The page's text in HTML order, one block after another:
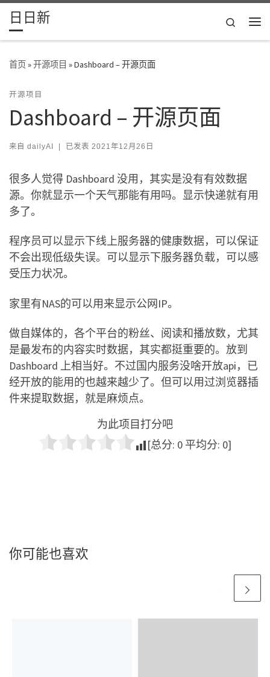
Skip to content
日日新
Search
首页»开源项目 »Dashboard – 开源页面
开源项目
Dashboard – 开源页面
来自 dailyAI | 已发表 2021年12月26日
很多人觉得 Dashboard 没用，其实是没有有效数据
源。你就显示一个天气那能有用吗。显示快递就有用
多了。
程序员可以显示下线上服务器的健康数据，可以保证
不会出现低级失误。可以显示下服务器负载，可以感
受压力状况。
家里有NAS的可以用来显示公网IP。
做自媒体的，各个平台的粉丝、阅读和播放数，尤其
是最发布的内容实时数据，其实都挺重要的。放到
Dashboard 上相当好。不过国内服务没啥开放api，已
经开放的能用的也越来越少了。但可以用过浏览器插
件来提取数据，就是麻烦点。
为此项目打分吧
[总分: 0 平均分: 0]
你可能也喜欢